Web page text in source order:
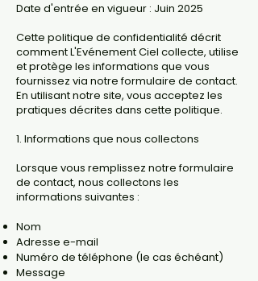
Date d'entrée en vigueur : Juin 2025
Cette politique de confidentialité décrit
comment L'Evénement Ciel collecte, utilise
et protège les informations que vous
fournissez via notre formulaire de contact.
En utilisant notre site, vous acceptez les
pratiques décrites dans cette politique.
1. Informations que nous collectons
Lorsque vous remplissez notre formulaire
de contact, nous collectons les
informations suivantes :
Nom
Adresse e-mail
Numéro de téléphone (le cas échéant)
Message